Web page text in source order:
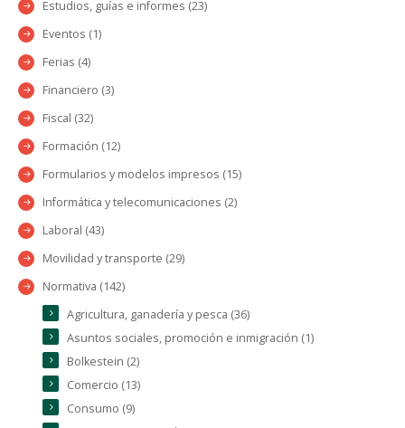
Estudios, guías e informes (23)
Eventos (1)
Ferias (4)
Financiero (3)
Fiscal (32)
Formación (12)
Formularios y modelos impresos (15)
Informática y telecomunicaciones (2)
Laboral (43)
Movilidad y transporte (29)
Normativa (142)
Agricultura, ganadería y pesca (36)
Asuntos sociales, promoción e inmigración (1)
Bolkestein (2)
Comercio (13)
Consumo (9)